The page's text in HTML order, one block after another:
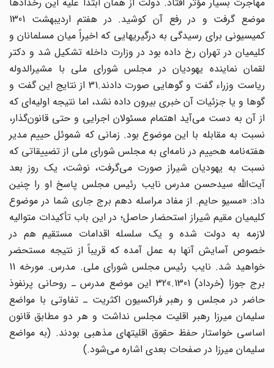
موضع گرفت و در رفع آن کوشید. در هفتم اردیبهشت 1301
کمیسیونی برای رسیدگی به درگیریهایی که اخیراً میان مسلمانان و
کلیمیان در تهران رخ داده بود در وزارت داخله تشکیل شد و دکتر
لقمان نماینده یهودیان در مجلس شورای ملی با مشیرالدوله
ریاست وزراء گفت و گوهایی صورت دادند.31 از نتایج این گفت و
گوها و یا جزئیات آن خبری بیرون داده نشد، اما نتیجه اولیه‌ای که
از آن به دست می‌آید اهتمام مسئولان اجرایی و حتی قانون‌گذار،
نسبت به مقابله با این موضوع بود. زمانی که شموئل حییم مدیر
هفته‌نامه هحییم در نامه‌ای به مجلس شورای ملی از تضییقاتی که
نسبت به یهودیان شیراز صورت می‌گرفت، نوشت، یک روز بعد
آیت‌الله سیدحسن مدرس نایب رئیس مجلس پاسخ او را چنین
داد: «مسیو حایم. از مفاد مراسله دهم برج جاری شما در موضوع
کلیمیان مقیم شیراز استحضار حاصل؛ در این باب تأکیدات متوالیه
لازمه به دولت شده و یک سلسله اقدامات مستقیم هم در
خصوص آسایش آنها به عمل آمده که قریباً از نتیجه مستحضر
خواهید شد. نایب رئیس مجلس شورای ملی. مدرس. مورخه 11
برج جوزا ‌(خرداد) 1301.»32 این موضع مدرس ـ روحانی پرنفوذ
حاضر در مجلس و رهبر فراکسیون اکثریت ـ تفاوتی با مواضع
سلیمان میرزا رهبر اقلیت مجلس نداشت و هر دو مطابق قانون
اساسی خواستار حفظ حقوق اقلیتهای مذهبی بودند. (به مواضع
سلیمان میرزا در صفحات بعدی اشاره می‌شود.)